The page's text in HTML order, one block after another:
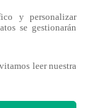
y personalizar
se gestionarán
leer nuestra